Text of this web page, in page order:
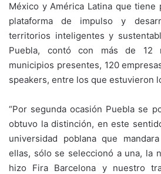
México y América Latina que
plataforma de impulso y
territorios inteligentes y
Puebla, contó con más de 12
municipios presentes, 120
speakers, entre los que estuvieron
“Por segunda ocasión Puebla se
obtuvo la distinción, en este
universidad poblana que
ellas, sólo se seleccionó a una, la
hizo Fira Barcelona y nuestro